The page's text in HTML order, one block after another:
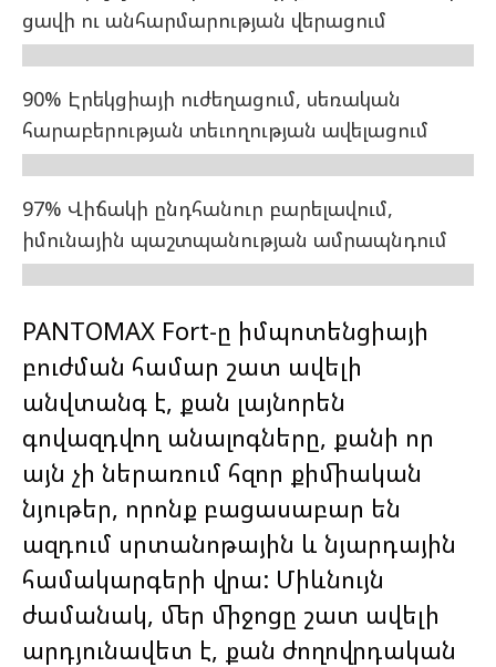
ցավի ու անհարմարության վերացում
90% Էրեկցիայի ուժեղացում, սեռական
հարաբերության տեւողության ավելացում
97% Վիճակի ընդհանուր բարելավում,
իմունային պաշտպանության ամրապնդում
PANTOMAX Fort-ը իմպոտենցիայի
բուժման համար շատ ավելի
անվտանգ է, քան լայնորեն
գովազդվող անալոգները, քանի որ
այն չի ներառում հզոր քիմիական
նյութեր, որոնք բացասաբար են
ազդում սրտանոթային և նյարդային
համակարգերի վրա: Միևնույն
ժամանակ, մեր միջոցը շատ ավելի
արդյունավետ է, քան ժողովրդական